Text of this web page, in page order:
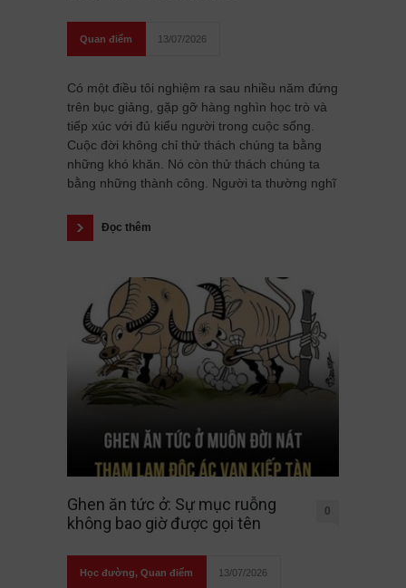
Quan điểm 13/07/2026
Có một điều tôi nghiệm ra sau nhiều năm đứng
trên bục giảng, gặp gỡ hàng nghìn học trò và
tiếp xúc với đủ kiểu người trong cuộc sống.
Cuộc đời không chỉ thử thách chúng ta bằng
những khó khăn. Nó còn thử thách chúng ta
bằng những thành công. Người ta thường nghĩ
Đọc thêm
Ghen ăn tức ở: Sự mục ruỗng
không bao giờ được gọi tên
0
Học đường, Quan điểm 13/07/2026